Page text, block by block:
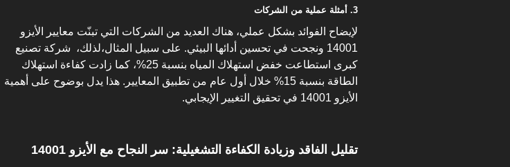
3. أمثلة عملية من الشركات
لإيضاح الفوائد بشكل عملي، هناك العديد من الشركات التي تبنّت معايير الأيزو
14001 ونجحت في تحسين أدائها البيئي. على سبيل المثال،لذلك، شركة تصنيع
كبرى استطاعت خفض استهلاك المياه بنسبة 25%، كما زادت كفاءة استهلاك
الطاقة بنسبة 15% خلال أول عام من تطبيق المعايير. هذا يدل بوضوح على أهمية
الأيزو 14001 في تحقيق التغيير الإيجابي.
تقليل الفاقد وزيادة الكفاءة التشغيلية: سر النجاح مع الأيزو 14001